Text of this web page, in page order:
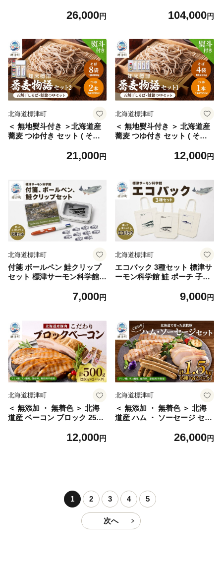
産 国産 アミノ酸不使用 出汁
んぶ だしこんぶ 鮭節 鮭ぶし
さけぶし みそ汁 味噌汁 汁物
野菜炒め おにぎり お茶漬け
だし茶漬け 料理 ギフト 袋 便
利 簡単 手軽 リピート 北海道
標津町 だし だし だし だし
だし
26,000円
道産 国産 アミノ酸不使用 出
こんぶ だしこんぶ 鮭節 鮭ぶ
し さけぶし みそ汁 味噌汁 汁
物 野菜炒め おにぎり お茶漬
け だし茶漬け 料理 ギフト 袋
便利 簡単 手軽 リピート 北海
道 標津町 だし だし だし だ
し
104,000円
北海道標津町
＜ 無地熨斗付き ＞北海道産
蕎麦 つゆ付き セット ( そば 2
) 国産 乾麺 お試し そばつゆ
つゆ 蕎麦乾麺 麺 そば粉 贈答
贈答用 贈り物 常備 常温保存
長期保存 備蓄 ストック ギフ
ト お中元 お歳暮 年越しそば
正月 ご当地 知床 北海道 標津
町
21,000円
北海道標津町
＜ 無地熨斗付き ＞ 北海道産
蕎麦 つゆ付き セット ( そば 2
国産 乾麺 お試し そばつゆ 蕎
ゆ 蕎麦乾麺 麺 そば粉 贈答
贈答用 贈り物 常備 常温保存
長期保存 備蓄 ストック ギフ
ト お中元 お歳暮 年越しそば
正月 ご当地 知床 北海道 標津
町
12,000円
北海道標津町
付箋 ボールペン 鮭クリップ
セット 標津サーモン科学館
水族館 科学館 GW ゴールデ
釣り ルアー アクティビティ
グッズ サケ さけ サーモン さ
ーもん チョウザメ 小物入れ
魚 家族 北海道 標津町
7,000円
北海道標津町
エコバック 3種セット 標津サ
ーモン科学館 鮭 ポーチ 子供
GW ゴールデンウィーク 夏休
クティビティ グッズ サケ さ
け サーモン さーもん チョウ
ザメ 小物入れ 魚 家族 北海道
標津町
9,000円
北海道標津町
＜ 無添加 ・ 無着色 ＞ 北海
道産 ベーコン ブロック 250g
ブロックベーコン ギフト お
贈り物 冷凍 プレゼント お祝
い GW ゴールデンウィーク
12,000円
北海道標津町
＜ 無添加 ・ 無着色 ＞ 北海
道産 ハム ・ ソーセージ セッ
め合わせ 国産 人気 ハムソー
答 贈答用 贈り物 冷凍 プレゼ
ント お祝い GW ゴールデン
ウィーク 北海道 標津町
26,000円
1 2 3 4 5
次へ